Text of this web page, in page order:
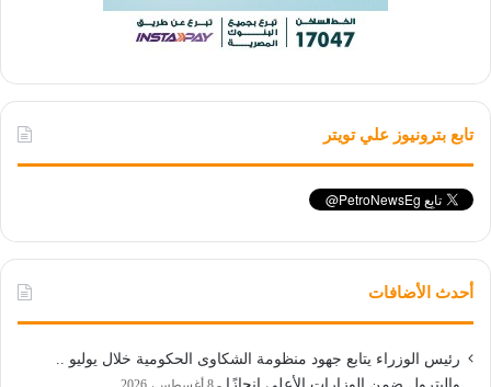
تابع بترونيوز علي تويتر
أحدث الأضافات
رئيس الوزراء يتابع جهود منظومة الشكاوى الحكومية خلال يوليو ..